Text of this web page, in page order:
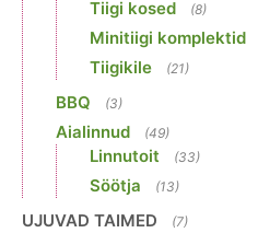
Tiigi kosed (8)
Minitiigi komplektid
Tiigikile (21)
BBQ (3)
Aialinnud (49)
Linnutoit (33)
Söötja (13)
UJUVAD TAIMED (7)